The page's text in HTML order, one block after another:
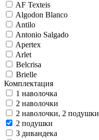
AF Texteis
Algodon Blanco
Antilo
Antonio Salgado
Apertex
Arlet
Belcrisa
Brielle
Комплектация
1 наволочка
2 наволочки
2 наволочки, 2 подушки
2 подушки
3 дивандека